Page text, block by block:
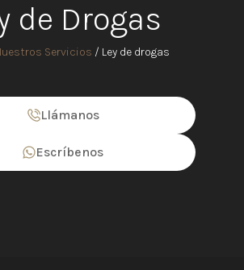
de Drogas
Servicios / Ley de drogas
Llámanos
Escríbenos